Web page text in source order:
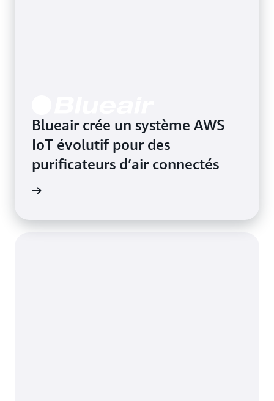
Blueair crée un système AWS
IoT évolutif pour des
purificateurs d’air connectés